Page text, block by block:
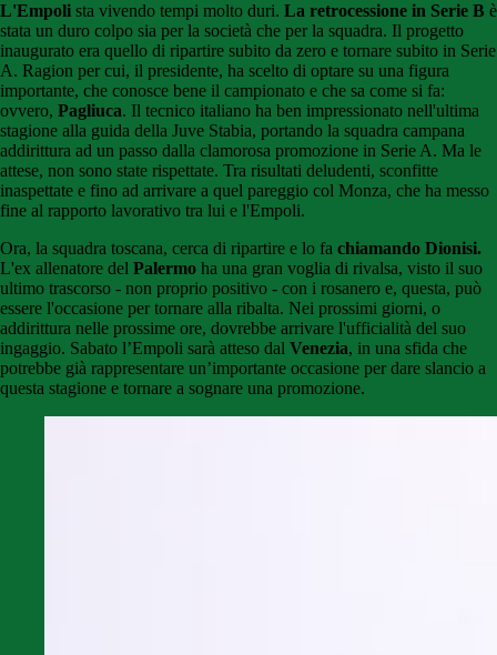
L'Empoli sta vivendo tempi molto duri. La retrocessione in Serie B è
stata un duro colpo sia per la società che per la squadra. Il progetto
inaugurato era quello di ripartire subito da zero e tornare subito in Serie
A. Ragion per cui, il presidente, ha scelto di optare su una figura
importante, che conosce bene il campionato e che sa come si fa:
ovvero, Pagliuca. Il tecnico italiano ha ben impressionato nell'ultima
stagione alla guida della Juve Stabia, portando la squadra campana
addirittura ad un passo dalla clamorosa promozione in Serie A. Ma le
attese, non sono state rispettate. Tra risultati deludenti, sconfitte
inaspettate e fino ad arrivare a quel pareggio col Monza, che ha messo
fine al rapporto lavorativo tra lui e l'Empoli.
Ora, la squadra toscana, cerca di ripartire e lo fa chiamando Dionisi.
L'ex allenatore del Palermo ha una gran voglia di rivalsa, visto il suo
ultimo trascorso - non proprio positivo - con i rosanero e, questa, può
essere l'occasione per tornare alla ribalta. Nei prossimi giorni, o
addirittura nelle prossime ore, dovrebbe arrivare l'ufficialità del suo
ingaggio. Sabato l’Empoli sarà atteso dal Venezia, in una sfida che
potrebbe già rappresentare un’importante occasione per dare slancio a
questa stagione e tornare a sognare una promozione.